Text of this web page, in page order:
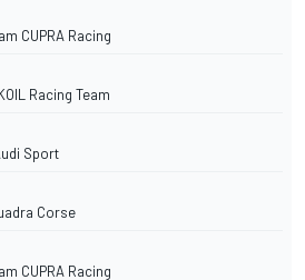
CUPRA Racing
Racing Team
Sport
Corse
CUPRA Racing